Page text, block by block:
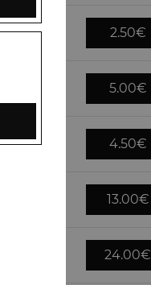
2.50€
5.00€
4.50€
13.00€
24.00€